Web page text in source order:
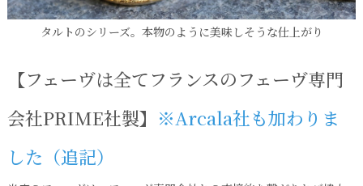
タルトのシリーズ。本物のように美味しそうな仕上がり
【フェーヴは全てフランスのフェーヴ専門
会社PRIME社製】 ※Arcala社も加わりま
した（追記）